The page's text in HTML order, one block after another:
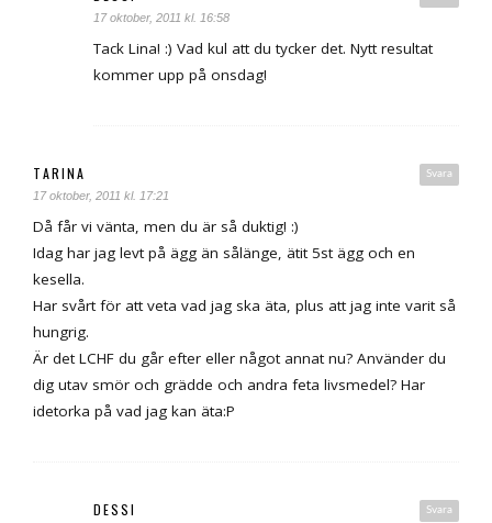
17 oktober, 2011 kl. 16:58
Tack Lina! :) Vad kul att du tycker det. Nytt resultat
kommer upp på onsdag!
Svara
TARINA
17 oktober, 2011 kl. 17:21
Då får vi vänta, men du är så duktig! :)
Idag har jag levt på ägg än sålänge, ätit 5st ägg och en
kesella.
Har svårt för att veta vad jag ska äta, plus att jag inte varit så
hungrig.
Är det LCHF du går efter eller något annat nu? Använder du
dig utav smör och grädde och andra feta livsmedel? Har
idetorka på vad jag kan äta:P
Svara
DESSI